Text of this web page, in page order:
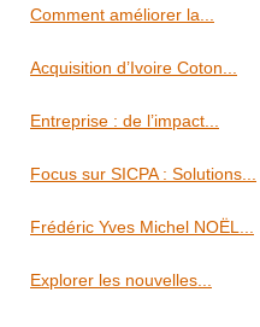
Comment améliorer la...
Acquisition d’Ivoire Coton...
Entreprise : de l’impact...
Focus sur SICPA : Solutions...
Frédéric Yves Michel NOËL...
Explorer les nouvelles...